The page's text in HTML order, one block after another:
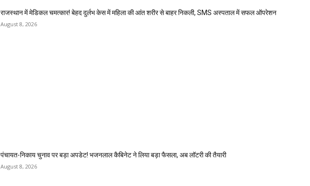
राजस्थान में मेडिकल चमत्कार! बेहद दुर्लभ केस में महिला की आंत शरीर से बाहर निकली, SMS अस्पताल में सफल ऑपरेशन
August 8, 2026
पंचायत-निकाय चुनाव पर बड़ा अपडेट! भजनलाल कैबिनेट ने लिया बड़ा फैसला, अब लॉटरी की तैयारी
August 8, 2026